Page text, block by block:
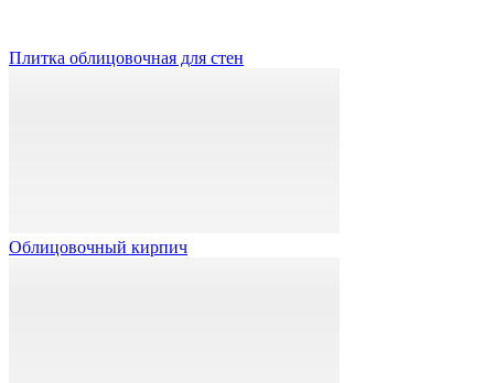
Плитка облицовочная для стен
Облицовочный кирпич